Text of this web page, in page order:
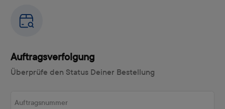
Auftragsverfolgung
Überprüfe den Status Deiner Bestellung